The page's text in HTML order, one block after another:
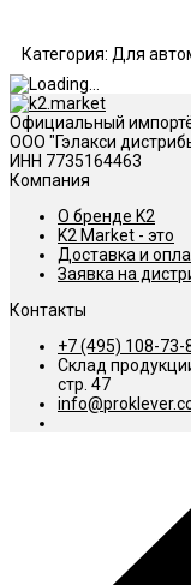
Категория: Для
Официальный
ООО "Гэлакси
ИНН 7735164463
Компания
О бренде K2
K2 Market - это
Доставка и
Заявка на
Контакты
+7 (495) 108-73-
Склад
стр. 47